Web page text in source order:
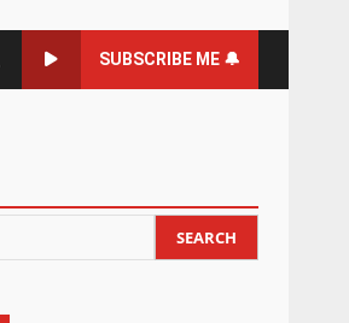
SUBSCRIBE ME 🔔
SEARCH